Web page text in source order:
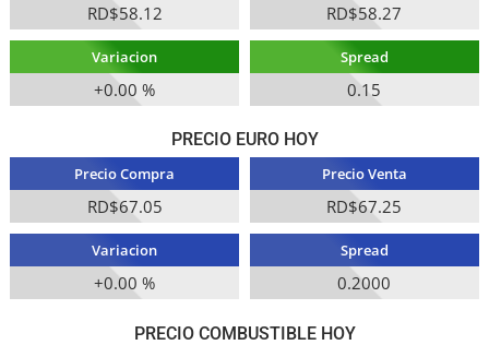
RD$58.12 RD$58.27
Variacion
+0.00 %
Spread
0.15
PRECIO EURO HOY
Precio Compra
RD$67.05
Precio Venta
RD$67.25
Variacion
+0.00 %
Spread
0.2000
PRECIO COMBUSTIBLE HOY